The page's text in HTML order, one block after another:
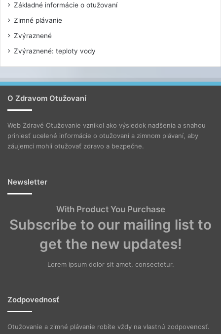
Základné informácie o otužovaní
Zimné plávanie
Zvýraznené
Zvýraznené: teploty vody
O Zdravom Otužovaní
Web Zdravé Otužovanie vznikol ako výsledok nadšenia a snahou
priniesť ucelené informácie o otužovaní a zimnom plávaní, aby
záujemci mohli otužovať zdravo a bezpečne.
Newsletter
With Product You Purchase
Subscribe to our mailing list to
get the new updates!
Lorem ipsum dolor sit amet, consectetur.
Zodpovednosť
Otužovanie a zimné plávanie robíte vždy na vlastnú zodpovenosť.